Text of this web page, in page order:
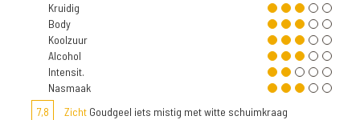
Kruidig
Body
Koolzuur
Alcohol
Intensit.
Nasmaak
7,8
Zicht Goudgeel iets mistig met witte schuimkraag